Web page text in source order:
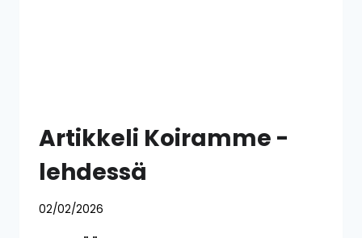
Artikkeli Koiramme -
lehdessä
02/02/2026